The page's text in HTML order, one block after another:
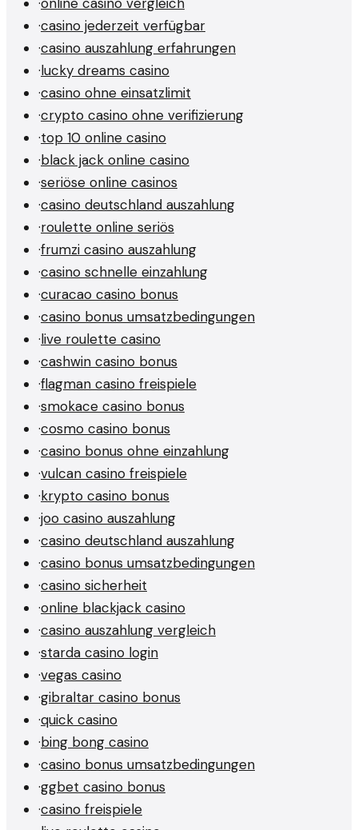
·casino jederzeit verfügbar
·casino auszahlung erfahrungen
·lucky dreams casino
·casino ohne einsatzlimit
·crypto casino ohne verifizierung
·top 10 online casino
·black jack online casino
·seriöse online casinos
·casino deutschland auszahlung
·roulette online seriös
·frumzi casino auszahlung
·casino schnelle einzahlung
·curacao casino bonus
·casino bonus umsatzbedingungen
·live roulette casino
·cashwin casino bonus
·flagman casino freispiele
·smokace casino bonus
·cosmo casino bonus
·casino bonus ohne einzahlung
·vulcan casino freispiele
·krypto casino bonus
·joo casino auszahlung
·casino deutschland auszahlung
·casino bonus umsatzbedingungen
·casino sicherheit
·online blackjack casino
·casino auszahlung vergleich
·starda casino login
·vegas casino
·gibraltar casino bonus
·quick casino
·bing bong casino
·casino bonus umsatzbedingungen
·ggbet casino bonus
·casino freispiele